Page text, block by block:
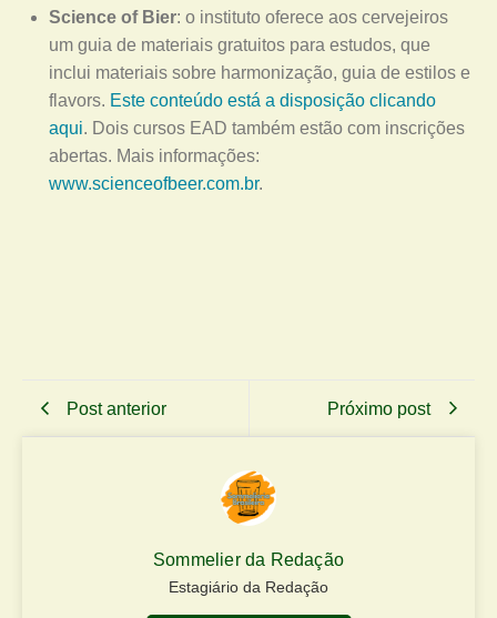
Science of Bier: o instituto oferece aos cervejeiros
um guia de materiais gratuitos para estudos, que
inclui materiais sobre harmonização, guia de estilos e
flavors. Este conteúdo está a disposição clicando
aqui. Dois cursos EAD também estão com inscrições
abertas. Mais informações:
www.scienceofbeer.com.br.
Post anterior Próximo post
Sommelier da Redação
Estagiário da Redação